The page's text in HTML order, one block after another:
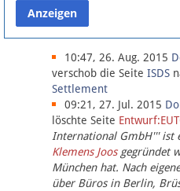
Datenschutz
Über Lobbypedia
Impressum
10:47, 26. Aug. 2015
verschob die Seite ISDS
Settlement
09:21, 27. Jul. 2015
löschte Seite
International GmbH''' ist
Klemens Joosgegründet
München hat. Nach
über Büros in Berlin,